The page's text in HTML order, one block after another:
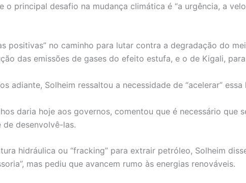
o principal desafio na mudança climática é “a urgência, a
positivas” no caminho para lutar contra a degradação do
das emissões de gases do efeito estufa, e o de Kigali,
adiante, Solheim ressaltou a necessidade de “acelerar”
daria hoje aos governos, comentou que é necessário que
desenvolvê-las.
hidráulica ou “fracking” para extrair petróleo, Solheim
mas pediu que avancem rumo às energias renováveis.